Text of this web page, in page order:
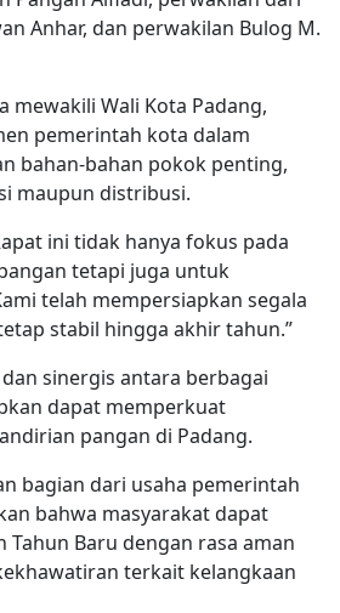
Anhar, dan perwakilan Bulog M.
mewakili Wali Kota Padang,
pemerintah kota dalam
bahan-bahan pokok penting,
maupun distribusi.
ini tidak hanya fokus pada
tetapi juga untuk
telah mempersiapkan segala
stabil hingga akhir tahun.”
sinergis antara berbagai
dapat memperkuat
pangan di Padang.
bagian dari usaha pemerintah
bahwa masyarakat dapat
Tahun Baru dengan rasa aman
terkait kelangkaan